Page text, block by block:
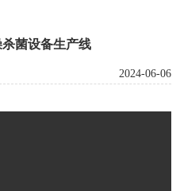
菌设备生产线
2024-06-06